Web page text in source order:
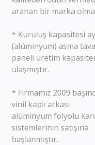
aranan bir marka
* Kuruluş kapasitesi
(alüminyum) asma
paneli üretim
ulaşmıştır.
* Firmamız 2009
vinil kaplı arkası
alüminyum folyolu
sistemlerinin satışına
başlanmıştır.